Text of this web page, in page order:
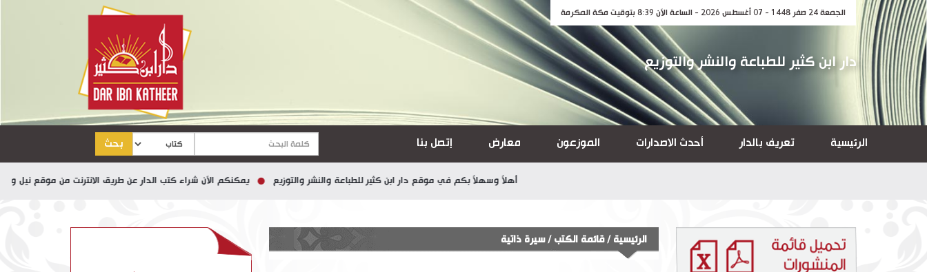
الجمعة 24 صفر 1448 - 07 أغسطس 2026 - الساعة الآن 8:39 بتوقيت مكة المكرمة
دار ابن كثير للطباعة والنشر والتوزيع
بحث الرئيسية تعريف بالدار أحدث الاصدارات الموزعون معارض إتصل بنا
أهلاً وسهلاً بكم في موقع دار ابن كثير للطباعة والنشر والتوزيع يمكنكم الآن شراء كتب الدار عن طريق الانترنت من موقع نيل وفرات
الرئيسية /قائمة الكتب/سيرة ذاتية